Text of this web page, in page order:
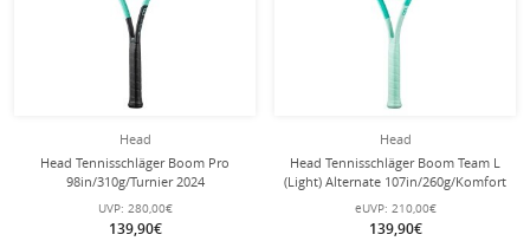
Head
Head Tennisschläger Boom Pro
98in/310g/Turnier 2024
schwarz/türkis - unbesaitet -
UVP: 280,00€
139,90€
Head
Head Tennisschläger Boom Team L
(Light) Alternate 107in/260g/Komfort
2024 mint/türkis - besaitet -
eUVP: 210,00€
139,90€